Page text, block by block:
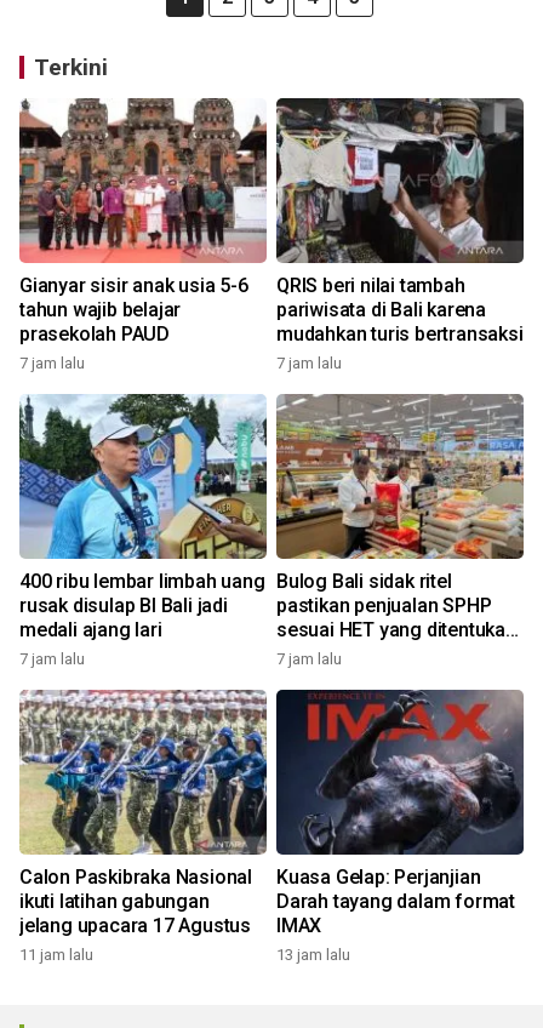
Terkini
Gianyar sisir anak usia 5-6
tahun wajib belajar
prasekolah PAUD
7 jam lalu
QRIS beri nilai tambah
pariwisata di Bali karena
mudahkan turis bertransaksi
7 jam lalu
400 ribu lembar limbah uang
rusak disulap BI Bali jadi
medali ajang lari
7 jam lalu
Bulog Bali sidak ritel
pastikan penjualan SPHP
sesuai HET yang ditentukan
pemerintah
7 jam lalu
Calon Paskibraka Nasional
ikuti latihan gabungan
jelang upacara 17 Agustus
11 jam lalu
Kuasa Gelap: Perjanjian
Darah tayang dalam format
IMAX
13 jam lalu